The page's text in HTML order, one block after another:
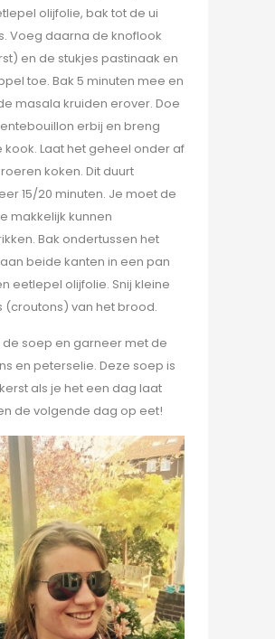
olijfolie, bak tot de ui
Voeg daarna de knoflook
en de stukjes pastinaak en
toe. Bak 5 minuten mee en
masala kruiden erover. Doe
erbij en breng
kook. Laat het geheel onder af
koken. Dit duurt
15/20 minuten. Je moet de
makkelijk kunnen
Bak ondertussen het
beide kanten in een pan
eetlepel olijfolie. Snij kleine
(croutons) van het brood.
de soep en garneer met de
en peterselie. Deze soep is
als je het een dag laat
de volgende dag op eet!